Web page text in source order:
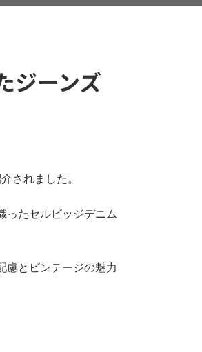
ジーンズ
されました。
ったセルビッジデニム
慮とビンテージの魅力